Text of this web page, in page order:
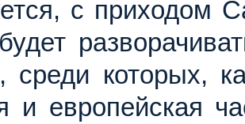
с приходом
среди которых,
и европейская